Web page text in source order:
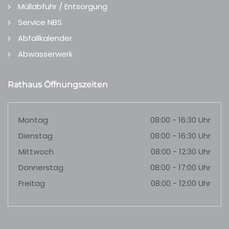
Müllabfuhr / Entsorgung
Service NBS
Abfallkalender
Abwasserwerk
Rathaus Öffnungszeiten
Montag
08:00 - 16:30 Uhr
Dienstag
08:00 - 16:30 Uhr
Mittwoch
08:00 - 12:30 Uhr
Donnerstag
08:00 - 17:00 Uhr
Freitag
08:00 - 12:00 Uhr